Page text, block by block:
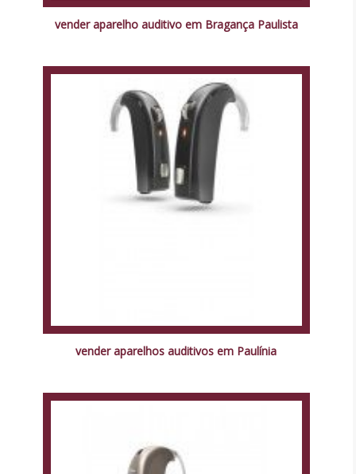
vender aparelho auditivo em Bragança Paulista
vender aparelhos auditivos em Paulínia